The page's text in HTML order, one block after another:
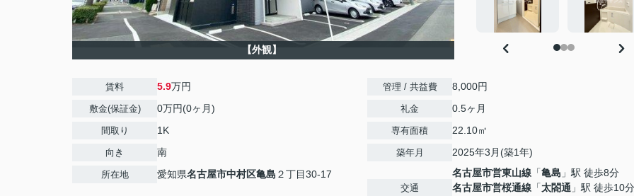
【外観】
賃料 5.9万円
敷金(保証金) 0万円(0ヶ月)
間取り 1K
向き 南
所在地 愛知県名古屋市中村区亀島 ２丁目30-17
管理 / 共益費 8,000円
礼金 0.5ヶ月
専有面積 22.10㎡
築年月 2025年3月(築1年)
交通
名古屋市営東山線 「亀島 」駅 徒歩8分
名古屋市営桜通線 「太閤通 」駅 徒歩10分